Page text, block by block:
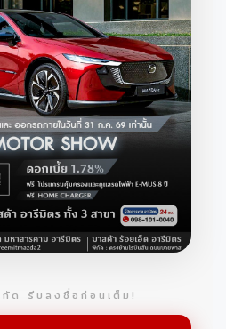
กัด รีบลงชื่อก่อนเต็ม!